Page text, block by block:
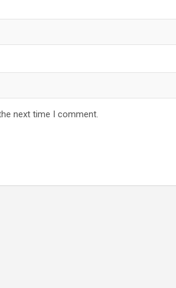
next time I comment.